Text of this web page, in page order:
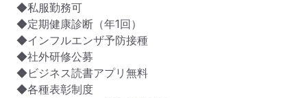
◆私服勤務可
◆定期健康診断（年1回）
◆インフルエンザ予防接種
◆社外研修公募
◆ビジネス読書アプリ無料
◆各種表彰制度